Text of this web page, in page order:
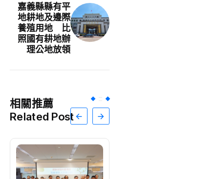
嘉義縣縣有平
地耕地及邊際
養殖用地 比
照國有耕地辦
理公地放領
相關推薦
Related Post